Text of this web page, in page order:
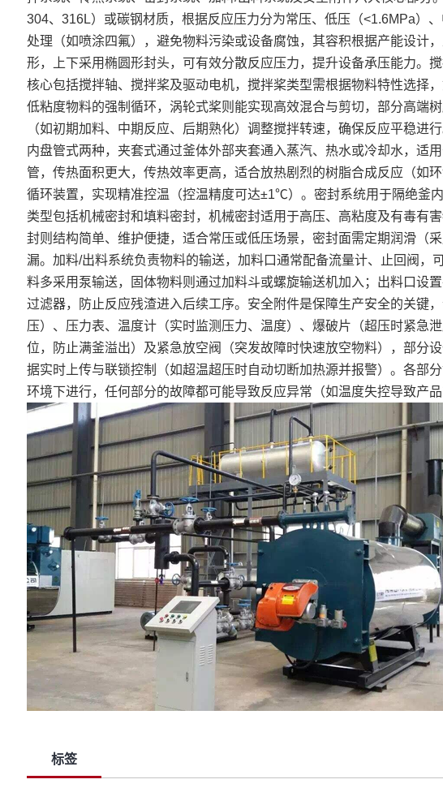
304、316L）或碳钢材质，根据反应压力分为常压、低压（<1.6MPa）
处理（如喷涂四氟），避免物料污染或设备腐蚀，其容积根据产能设计
形，上下采用椭圆形封头，可有效分散反应压力，提升设备承压能力。
核心包括搅拌轴、搅拌桨及驱动电机，搅拌桨类型需根据物料特性选择
低粘度物料的强制循环，涡轮式桨则能实现高效混合与剪切，部分高端
（如初期加料、中期反应、后期熟化）调整搅拌转速，确保反应平稳进
内盘管式两种，夹套式通过釜体外部夹套通入蒸汽、热水或冷却水，适
管，传热面积更大，传热效率更高，适合放热剧烈的树脂合成反应（如
循环装置，实现精准控温（控温精度可达±1℃）。密封系统用于隔绝釜
类型包括机械密封和填料密封，机械密封适用于高压、高粘度及有毒有
封则结构简单、维护便捷，适合常压或低压场景，密封面需定期润滑（
漏。加料/出料系统负责物料的输送，加料口通常配备流量计、止回阀，
料多采用泵输送，固体物料则通过加料斗或螺旋输送机加入；出料口设
过滤器，防止反应残渣进入后续工序。安全附件是保障生产安全的关键
压）、压力表、温度计（实时监测压力、温度）、爆破片（超压时紧急
位，防止满釜溢出）及紧急放空阀（突发故障时快速放空物料），部分
据实时上传与联锁控制（如超温超压时自动切断加热源并报警）。各部
环境下进行，任何部分的故障都可能导致反应异常（如温度失控导致产
标签